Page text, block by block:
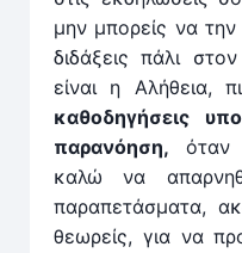
μην μπορείς να
διδάξεις πάλι
είναι η Αλήθεια,
καθοδηγήσεις
παρανόηση, όταν
καλώ να
παραπετάσματα,
θεωρείς, για να